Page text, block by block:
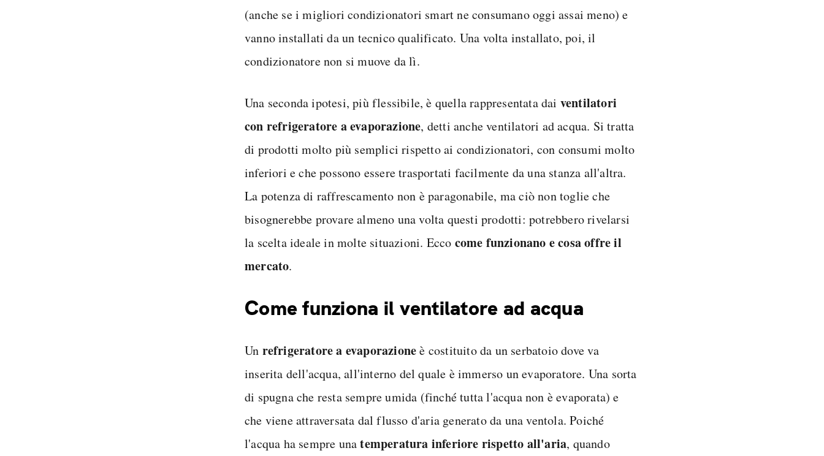
(anche se i migliori condizionatori smart ne consumano oggi assai meno) e
vanno installati da un tecnico qualificato. Una volta installato, poi, il
condizionatore non si muove da lì.
Una seconda ipotesi, più flessibile, è quella rappresentata dai ventilatori
con refrigeratore a evaporazione, detti anche ventilatori ad acqua. Si tratta
di prodotti molto più semplici rispetto ai condizionatori, con consumi molto
inferiori e che possono essere trasportati facilmente da una stanza all'altra.
La potenza di raffrescamento non è paragonabile, ma ciò non toglie che
bisognerebbe provare almeno una volta questi prodotti: potrebbero rivelarsi
la scelta ideale in molte situazioni. Ecco come funzionano e cosa offre il
mercato.
Come funziona il ventilatore ad acqua
Un refrigeratore a evaporazioneè costituito da un serbatoio dove va
inserita dell'acqua, all'interno del quale è immerso un evaporatore. Una sorta
di spugna che resta sempre umida (finché tutta l'acqua non è evaporata) e
che viene attraversata dal flusso d'aria generato da una ventola. Poiché
l'acqua ha sempre unatemperatura inferiore rispetto all'aria, quando